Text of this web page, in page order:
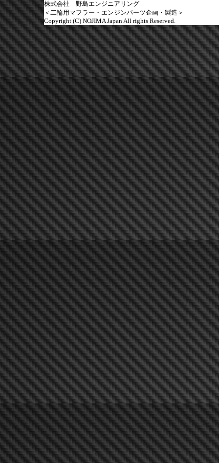
株式会社 野島エンジニアリング
＜二輪用マフラー・エンジンパーツ企画・製造＞
Copyright (C) NOJIMA Japan All rights Reserved.